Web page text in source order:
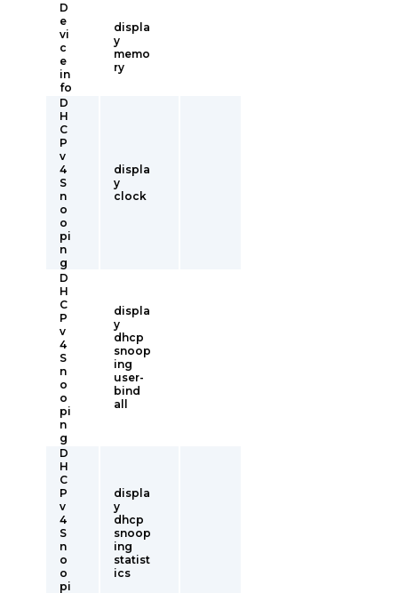
D
e
vi
c
e
in
fo
displa
y
memo
ry
D
H
C
P
v
4
S
n
o
o
pi
n
g
displa
y
clock
D
H
C
P
v
4
S
n
o
o
pi
n
g
displa
y
dhcp
snoop
ing
user-
bind
all
D
H
C
P
v
4
S
n
o
o
pi
displa
y
dhcp
snoop
ing
statist
ics